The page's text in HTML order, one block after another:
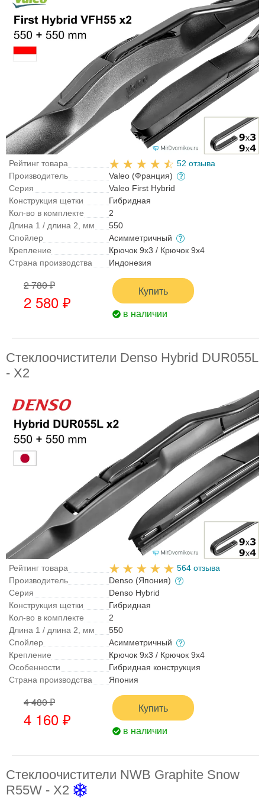
Рейтинг товара
52 отзыва
Производитель
Valeo (Франция)
Серия
Valeo First Hybrid
Конструкция щетки
Гибридная
Кол-во в комплекте
2
Длина 1 / длина 2, мм
550
Спойлер
Асимметричный
Крепление
Крючок 9x3 / Крючок 9x4
Страна производства
Индонезия
2 780 ₽
2 580 ₽
Купить
в наличии
Стеклоочистители Denso Hybrid DUR055L
- X2
Рейтинг товара
564 отзыва
Производитель
Denso (Япония)
Серия
Denso Hybrid
Конструкция щетки
Гибридная
Кол-во в комплекте
2
Длина 1 / длина 2, мм
550
Спойлер
Асимметричный
Крепление
Крючок 9x3 / Крючок 9x4
Особенности
Гибридная конструкция
Страна производства
Япония
4 480 ₽
4 160 ₽
Купить
в наличии
Стеклоочистители NWB Graphite Snow
R55W - X2